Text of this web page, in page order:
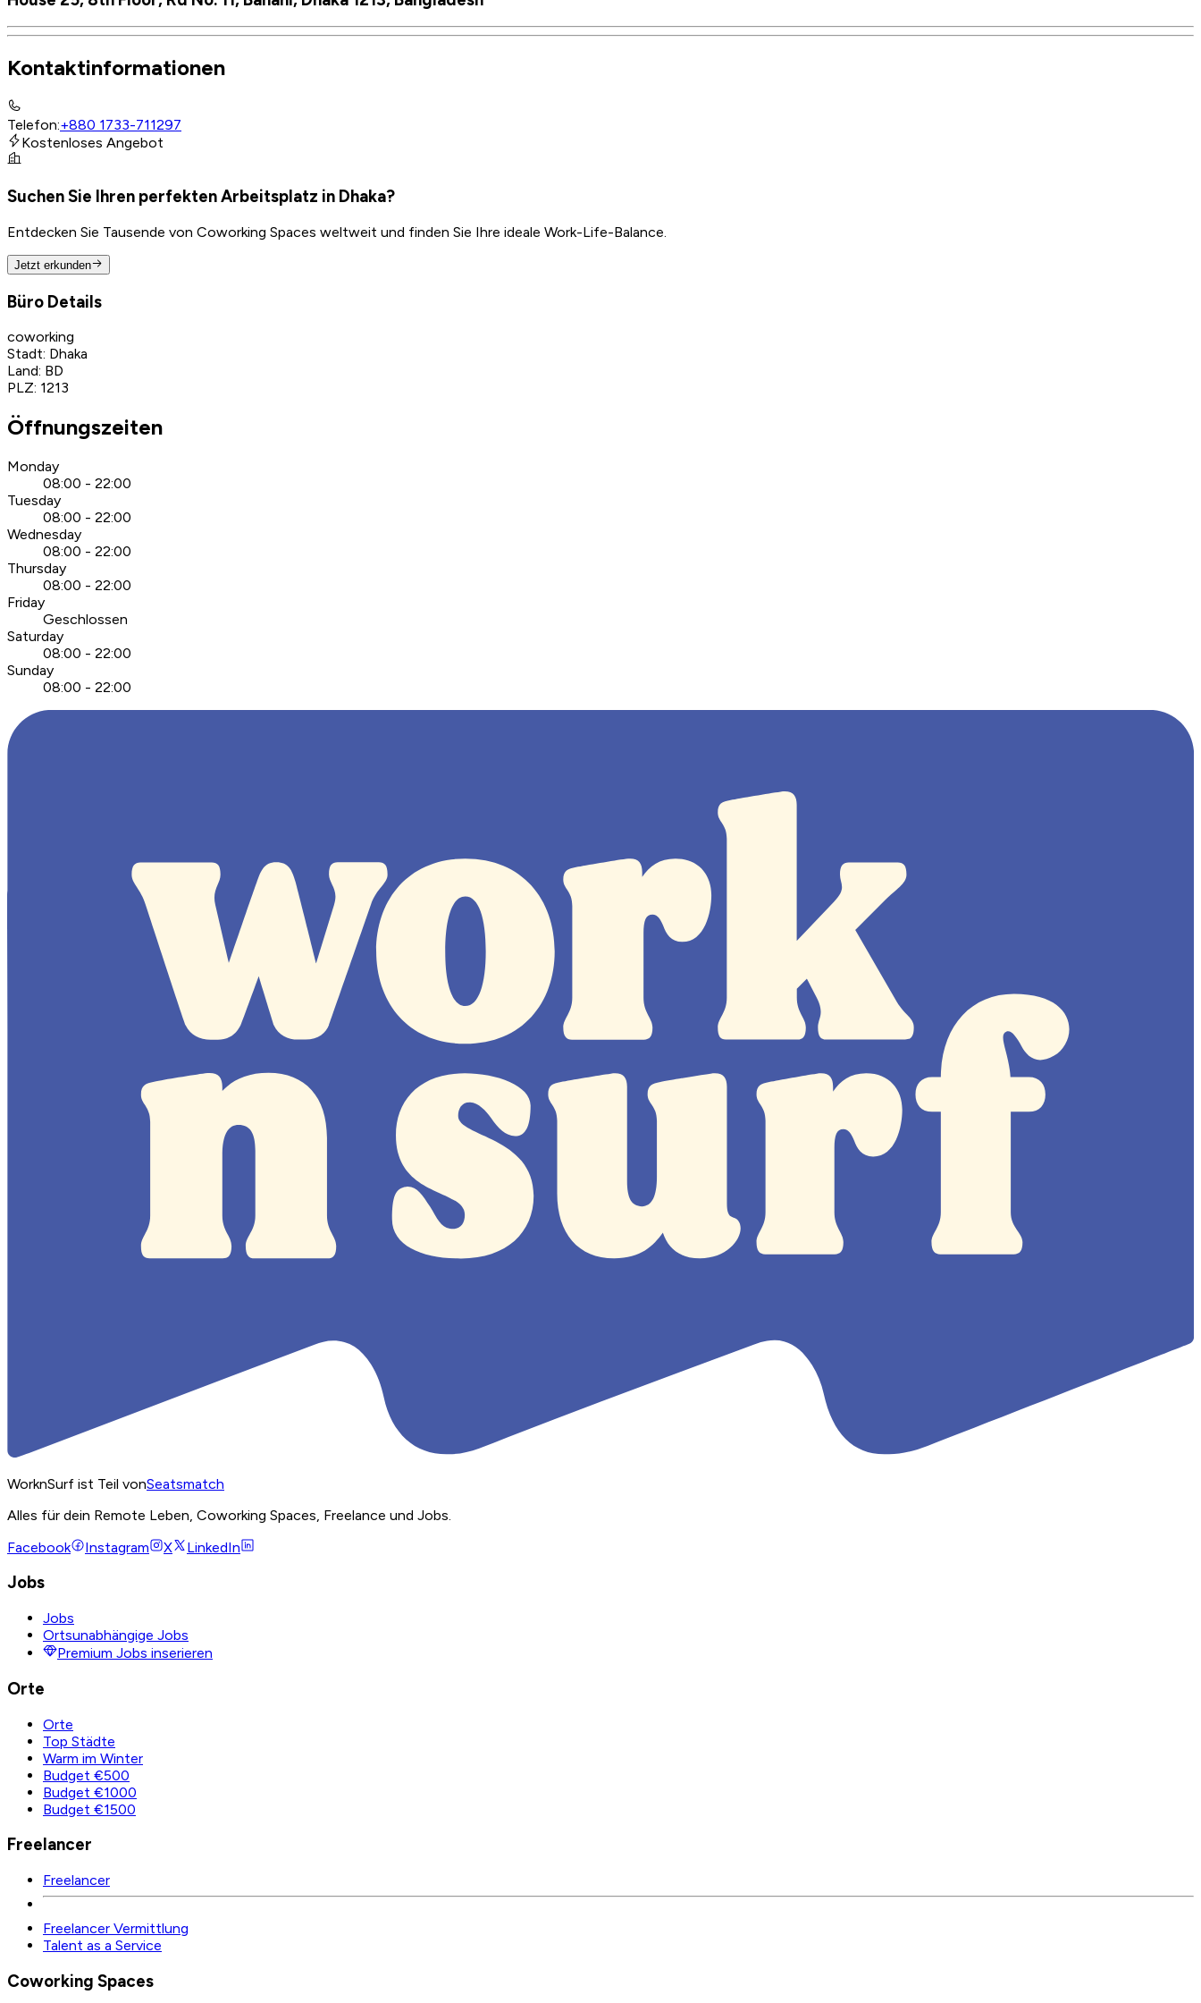
Kontaktinformationen
Telefon:+880 1733-711297
Kostenloses Angebot
Suchen Sie Ihren perfekten Arbeitsplatz in Dhaka?
Entdecken Sie Tausende von Coworking Spaces weltweit und finden Sie Ihre ideale Work-Life-Balance.
Jetzt erkunden
Büro Details
coworking
Stadt: Dhaka
Land: BD
PLZ: 1213
Öffnungszeiten
Monday
08:00 - 22:00
Tuesday
08:00 - 22:00
Wednesday
08:00 - 22:00
Thursday
08:00 - 22:00
Friday
Geschlossen
Saturday
08:00 - 22:00
Sunday
08:00 - 22:00
WorknSurf ist Teil vonSeatsmatch
Alles für dein Remote Leben, Coworking Spaces, Freelance und Jobs.
Facebook
Instagram X LinkedIn
Jobs
Jobs
Ortsunabhängige Jobs
Premium Jobs inserieren
Orte
Orte
Top Städte
Warm im Winter
Budget €500
Budget €1000
Budget €1500
Freelancer
Freelancer
Freelancer Vermittlung
Talent as a Service
Coworking Spaces